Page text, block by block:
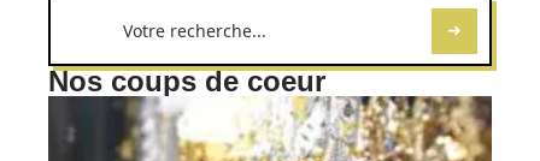
Nos coups de coeur